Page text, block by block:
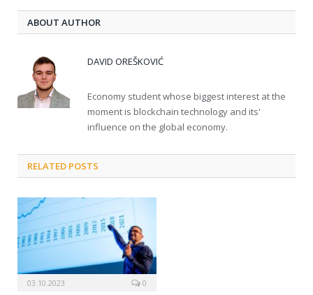
ABOUT AUTHOR
DAVID OREŠKOVIĆ
Economy student whose biggest interest at the
moment is blockchain technology and its'
influence on the global economy.
RELATED POSTS
03.10.2023 0